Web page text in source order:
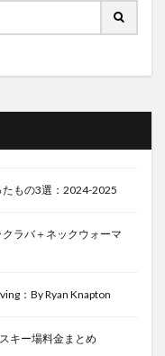
たもの3選：2024-2025
ラバ＋ネックウォーマ
：By Ryan Knapton
キー場料金まとめ